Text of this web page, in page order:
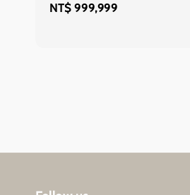
Regular
NT$ 999,999